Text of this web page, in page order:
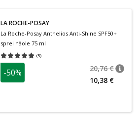
LA ROCHE-POSAY
La Roche-Posay Anthelios Anti-Shine SPF50+
sprei näole 75 ml
(5)
Keskmine hinnang 5.00
-50% 20,76 €
10,38 €